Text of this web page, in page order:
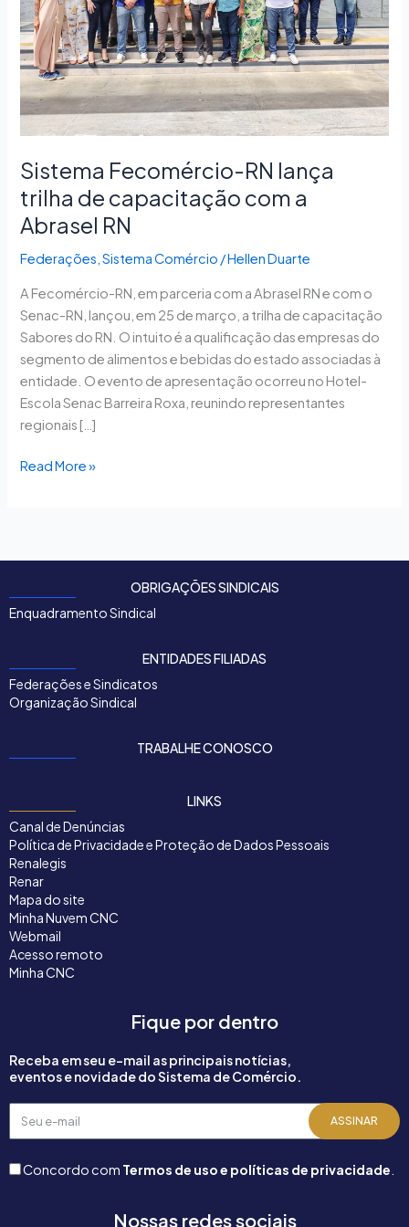
Sistema Fecomércio-RN lança
trilha de capacitação com a
Abrasel RN
Federações,Sistema Comércio /Hellen Duarte
A Fecomércio-RN, em parceria com a Abrasel RN e com o
Senac-RN, lançou, em 25 de março, a trilha de capacitação
Sabores do RN. O intuito é a qualificação das empresas do
segmento de alimentos e bebidas do estado associadas à
entidade. O evento de apresentação ocorreu no Hotel-
Escola Senac Barreira Roxa, reunindo representantes
regionais […]
capacitação
com
a
Abrasel
RN
Read More »
OBRIGAÇÕES SINDICAIS
Enquadramento Sindical
ENTIDADES FILIADAS
Federações e Sindicatos
Organização Sindical
TRABALHE CONOSCO
LINKS
Canal de Denúncias
Política de Privacidade e Proteção de Dados Pessoais
Renalegis
Renar
Mapa do site
Minha Nuvem CNC
Webmail
Acesso remoto
Minha CNC
Fique por dentro
Receba em seu e-mail as principais notícias,
eventos e novidade do Sistema de Comércio.
Seu
e-
ASSINAR
Concordo com Termos de uso e políticas de privacidade
Nossas redes sociais